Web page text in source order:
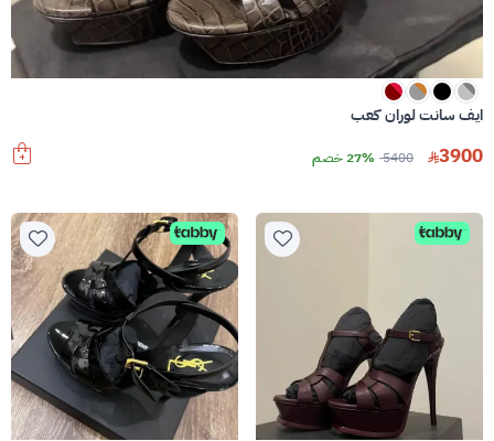
ايف سانت لوران كعب
3900
5400 27% خصم